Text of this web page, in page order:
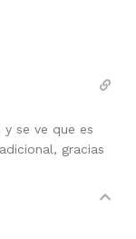
se ve que es
gracias